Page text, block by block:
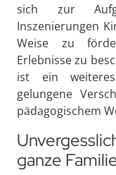
sich zur
Inszenierungen
Weise zu
Erlebnisse zu
ist ein
gelungene
pädagogischem
ganze